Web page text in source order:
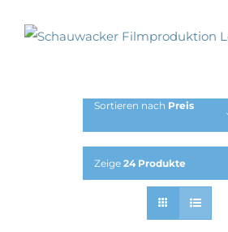
Inhalt
Sortieren nach Preis
Zeige 24 Produkte